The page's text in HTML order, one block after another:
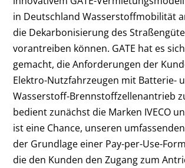
in Deutschland Wasserstoffmobilität
die Dekarbonisierung des
vorantreiben können. GATE hat es
gemacht, die Anforderungen der
Elektro-Nutzfahrzeugen mit Batterie-
Wasserstoff-Brennstoffzellenantrieb
bedient zunächst die Marken IVECO
ist eine Chance, unseren
der Grundlage einer Pay-per-Use-
die den Kunden den Zugang zum